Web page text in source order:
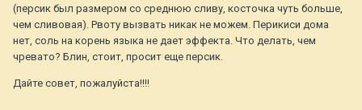
(персик был размером со среднюю сливу, косточка чуть больше,
чем сливовая). Рвоту вызвать никак не можем. Перикиси дома
нет, соль на корень языка не дает эффекта. Что делать, чем
чревато? Блин, стоит, просит еще персик.
Дайте совет, пожалуйста!!!!